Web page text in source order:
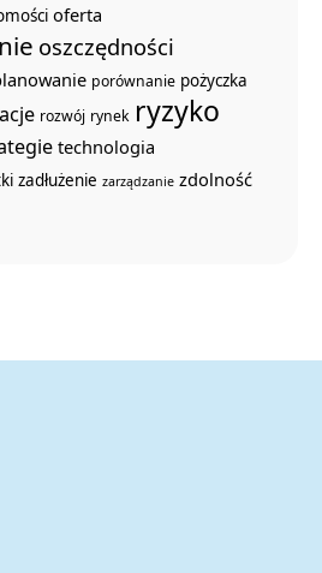
oferta
oszczędności
porównanie pożyczka
rozwój rynek ryzyko
technologia
zadłużenie zarządzanie zdolność